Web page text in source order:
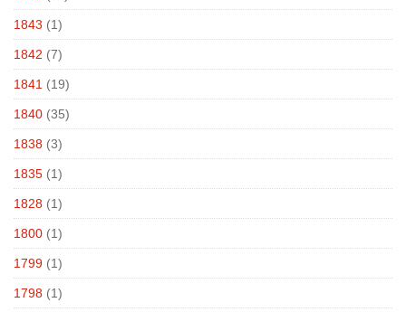
1843 (1)
1842 (7)
1841 (19)
1840 (35)
1838 (3)
1835 (1)
1828 (1)
1800 (1)
1799 (1)
1798 (1)